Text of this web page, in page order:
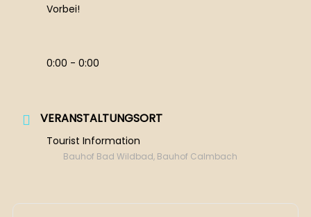
Vorbei!
0:00 - 0:00
VERANSTALTUNGSORT
Tourist Information
Bauhof Bad Wildbad, Bauhof Calmbach